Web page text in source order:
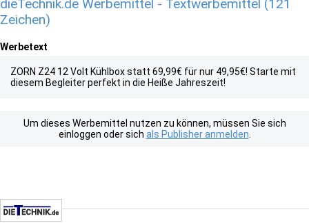
dieTechnik.de Werbemittel - Textwerbemittel (121
Zeichen)
Werbetext
ZORN Z24 12 Volt Kühlbox statt 69,99€ für nur 49,95€! Starte mit
diesem Begleiter perfekt in die Heiße Jahreszeit!
Um dieses Werbemittel nutzen zu können, müssen Sie sich
einloggen oder sich als Publisher anmelden